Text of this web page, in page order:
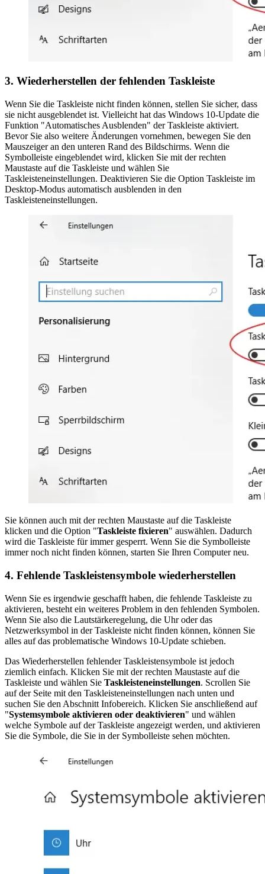
3. Wiederherstellen der fehlenden Taskleiste
Wenn Sie die Taskleiste nicht finden können, stellen Sie sicher, dass
sie nicht ausgeblendet ist. Vielleicht hat das Windows 10-Update die
Funktion "Automatisches Ausblenden" der Taskleiste aktiviert.
Bevor Sie also weitere Änderungen vornehmen, bewegen Sie den
Mauszeiger an den unteren Rand des Bildschirms. Wenn die
Symbolleiste eingeblendet wird, klicken Sie mit der rechten
Maustaste auf die Taskleiste und wählen Sie
Taskleisteneinstellungen. Deaktivieren Sie die Option Taskleiste im
Desktop-Modus automatisch ausblenden in den
Taskleisteneinstellungen.
Sie können auch mit der rechten Maustaste auf die Taskleiste
klicken und die Option "Taskleiste fixieren" auswählen. Dadurch
wird die Taskleiste für immer gesperrt. Wenn Sie die Symbolleiste
immer noch nicht finden können, starten Sie Ihren Computer neu.
4. Fehlende Taskleistensymbole wiederherstellen
Wenn Sie es irgendwie geschafft haben, die fehlende Taskleiste zu
aktivieren, besteht ein weiteres Problem in den fehlenden Symbolen.
Wenn Sie also die Lautstärkeregelung, die Uhr oder das
Netzwerksymbol in der Taskleiste nicht finden können, können Sie
alles auf das problematische Windows 10-Update schieben.
Das Wiederherstellen fehlender Taskleistensymbole ist jedoch
ziemlich einfach. Klicken Sie mit der rechten Maustaste auf die
Taskleiste und wählen Sie Taskleisteneinstellungen. Scrollen Sie
auf der Seite mit den Taskleisteneinstellungen nach unten und
suchen Sie den Abschnitt Infobereich. Klicken Sie anschließend auf
"Systemsymbole aktivieren oder deaktivieren" und wählen
welche Symbole auf der Taskleiste angezeigt werden, und aktivieren
Sie die Symbole, die Sie in der Symbolleiste sehen möchten.